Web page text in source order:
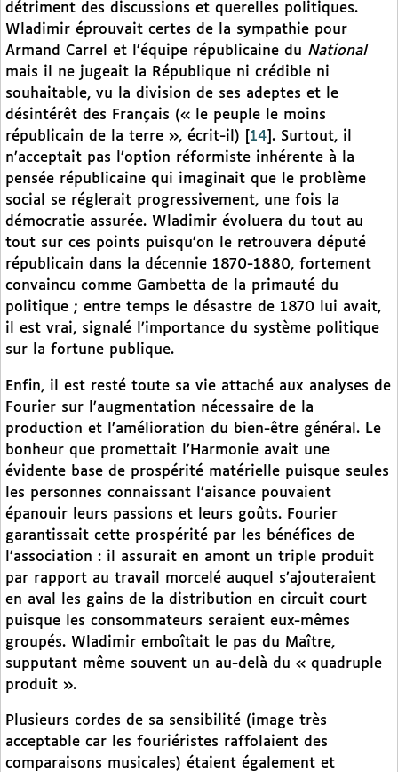
détriment des discussions et querelles politiques.
Wladimir éprouvait certes de la sympathie pour
Armand Carrel et l’équipe républicaine du National
mais il ne jugeait la République ni crédible ni
souhaitable, vu la division de ses adeptes et le
désintérêt des Français (« le peuple le moins
républicain de la terre », écrit-il)
14 . Surtout, il
n’acceptait pas l’option réformiste inhérente à la
pensée républicaine qui imaginait que le problème
social se réglerait progressivement, une fois la
démocratie assurée. Wladimir évoluera du tout au
tout sur ces points puisqu’on le retrouvera député
républicain dans la décennie 1870-1880, fortement
convaincu comme Gambetta de la primauté du
politique ; entre temps le désastre de 1870 lui avait,
il est vrai, signalé l’importance du système politique
sur la fortune publique.
Enfin, il est resté toute sa vie attaché aux analyses de
Fourier sur l’augmentation nécessaire de la
production et l’amélioration du bien-être général. Le
bonheur que promettait l’Harmonie avait une
évidente base de prospérité matérielle puisque seules
les personnes connaissant l’aisance pouvaient
épanouir leurs passions et leurs goûts. Fourier
garantissait cette prospérité par les bénéfices de
l’association : il assurait en amont un triple produit
par rapport au travail morcelé auquel s’ajouteraient
en aval les gains de la distribution en circuit court
puisque les consommateurs seraient eux-mêmes
groupés. Wladimir emboîtait le pas du Maître,
supputant même souvent un au-delà du « quadruple
produit ».
Plusieurs cordes de sa sensibilité (image très
acceptable car les fouriéristes raffolaient des
comparaisons musicales) étaient également et